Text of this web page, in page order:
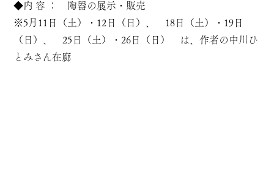
◆内 容 ： 陶器の展示・販売
※5月11日（土）・12日（日）、 18日（土）・19日
（日）、 25日（土）・26日（日） は、作者の中川ひ
とみさん在廊